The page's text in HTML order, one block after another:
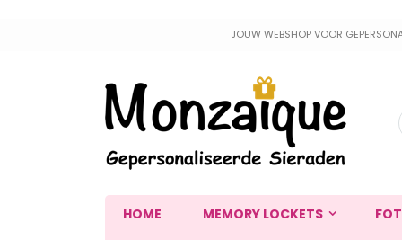
inhoud
JOUW WEBSHOP VOOR
HOME MEMORY LOCKETS